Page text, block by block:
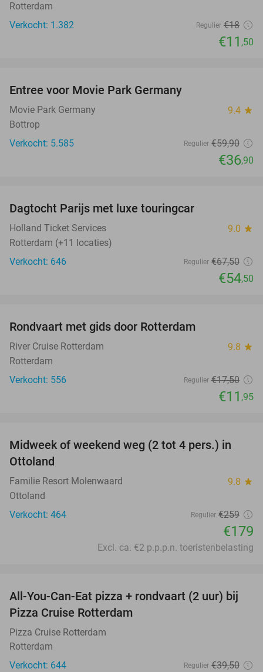
Rotterdam
Verkocht: 1.382
Regulier €18
€11 ,50
Entree voor Movie Park Germany
Movie Park Germany 9.4 star
Bottrop
Verkocht: 5.585
Regulier €59,90
€36,90
Dagtocht Parijs met luxe touringcar
Holland Ticket Services 9.0 star
Rotterdam (+11 locaties)
Verkocht: 646
Regulier €67,50
€54,50
Rondvaart met gids door Rotterdam
River Cruise Rotterdam 9.8 star
Rotterdam
Verkocht: 556
Regulier €17,50
€11 ,95
31%
Midweek of weekend weg (2 tot 4 pers.) in
Ottoland
Familie Resort Molenwaard 9.8 star
Ottoland
Verkocht: 464
Regulier €259
€179
Excl. ca. €2 p.p.p.n. toeristenbelasting
22%
All-You-Can-Eat pizza + rondvaart (2 uur) bij
Pizza Cruise Rotterdam
Pizza Cruise Rotterdam
Rotterdam
Verkocht: 644
Regulier €39,50